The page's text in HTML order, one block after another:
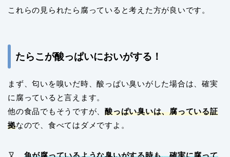
これらの見られたら腐っていると考えた方が良いです。
たらこが酸っぱいにおいがする！
まず、匂いを嗅いだ時、酸っぱい臭いがした場合は、確実
に腐っていると言えます。
他の食品でもそうですが、酸っぱい臭いは、腐っている証
拠なので、食べてはダメですよ。